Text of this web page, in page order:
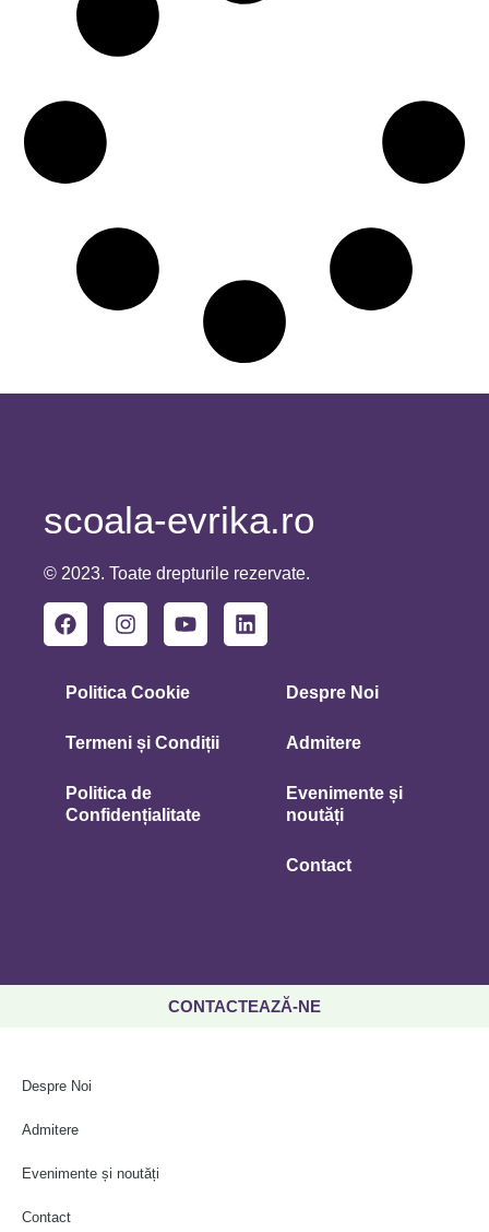
scoala-evrika.ro
© 2023. Toate drepturile rezervate.
Politica Cookie
Termeni și Condiții
Politica de
Confidențialitate
Despre Noi
Admitere
Evenimente și
noutăți
Contact
CONTACTEAZĂ-NE
Despre Noi
Admitere
Evenimente și noutăți
Contact